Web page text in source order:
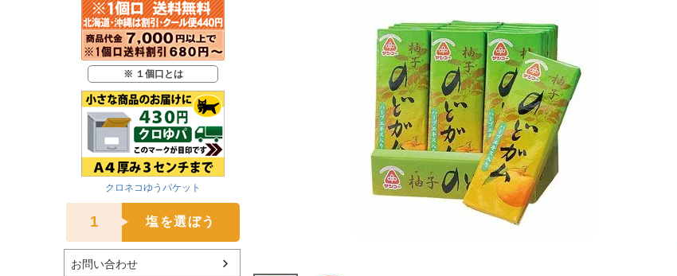
※ １個口とは
クロネコゆうパケット
1 塩を選ぼう
お問い合わせ